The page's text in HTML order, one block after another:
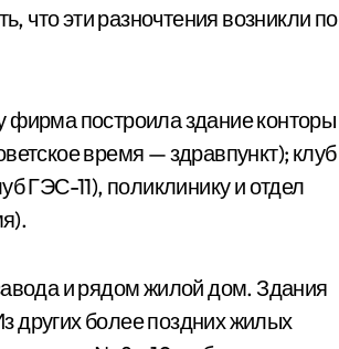
что эти разночтения возникли по
фирма построила здание конторы
время — здравпункт); клуб
ГЭС-11), поликлинику и отдел
и рядом жилой дом. Здания
других более поздних жилых